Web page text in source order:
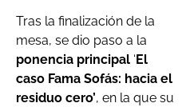
Tras la finalización de la
mesa, se dio paso a la
ponencia principal ‘El
caso Fama Sofás: hacia el
residuo cero’, en la que su